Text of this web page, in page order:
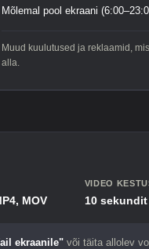
Mõlemal pool ekraani
Muud kuulutused ja reklaamid,
alla.
MOV
VIDEO
10 sekundit
ekraanile" või täita allolev